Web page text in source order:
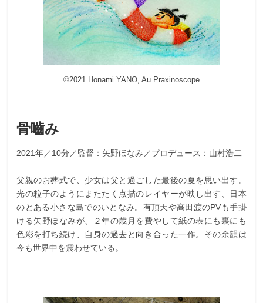
©2021 Honami YANO, Au Praxinoscope
骨嚙み
2021年／10分／監督：矢野ほなみ／プロデュース：山村浩二
父親のお葬式で、少女は父と過ごした最後の夏を思い出す。
光の粒子のようにまたたく点描のレイヤーが映し出す、日本
のとある小さな島でのいとなみ。有頂天や高田渡のPVも手掛
ける矢野ほなみが、２年の歳月を費やして紙の表にも裏にも
色彩を打ち続け、自身の過去と向き合った一作。その余韻は
今も世界中を震わせている。